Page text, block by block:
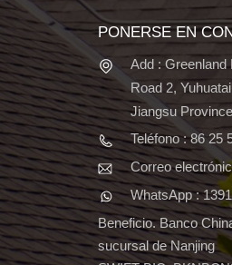
PONERSE EN
Add : Greenland
Road 2,
Jiangsu
Teléfono : 86 25
Correo
WhatsApp :
Beneficio. Banco
sucursal de Nanjing